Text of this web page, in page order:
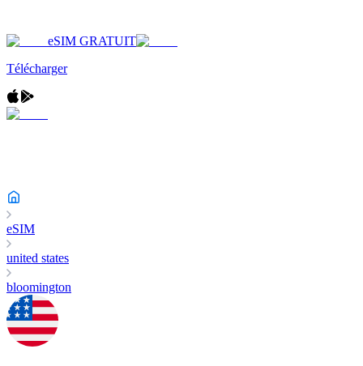
eSIM GRATUIT
Télécharger
eSIM
united states
bloomington